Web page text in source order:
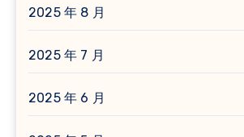
2025 年 8 月
2025 年 7 月
2025 年 6 月